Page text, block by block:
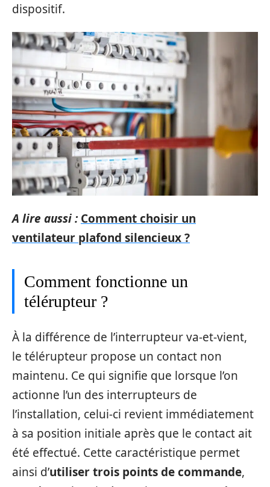
dispositif.
A lire aussi : Comment choisir un
ventilateur plafond silencieux ?
Comment fonctionne un
télérupteur ?
À la différence de l’interrupteur va-et-vient,
le télérupteur propose un contact non
maintenu. Ce qui signifie que lorsque l’on
actionne l’un des interrupteurs de
l’installation, celui-ci revient immédiatement
à sa position initiale après que le contact ait
été effectué. Cette caractéristique permet
ainsi d’utiliser trois points de commande,